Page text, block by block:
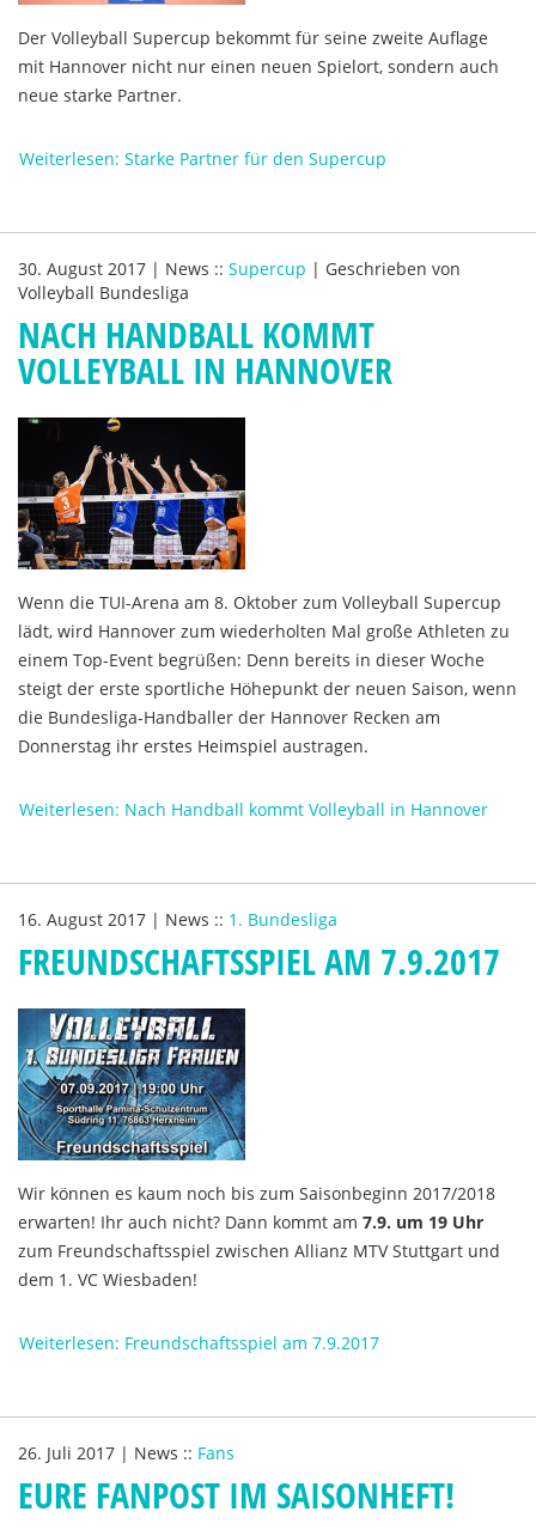
Der Volleyball Supercup bekommt für seine zweite Auflage
mit Hannover nicht nur einen neuen Spielort, sondern auch
neue starke Partner.
Weiterlesen: Starke Partner für den Supercup
30. August 2017 | News :: Supercup | Geschrieben von
Volleyball Bundesliga
NACH HANDBALL KOMMT
VOLLEYBALL IN HANNOVER
Wenn die TUI-Arena am 8. Oktober zum Volleyball Supercup
lädt, wird Hannover zum wiederholten Mal große Athleten zu
einem Top-Event begrüßen: Denn bereits in dieser Woche
steigt der erste sportliche Höhepunkt der neuen Saison, wenn
die Bundesliga-Handballer der Hannover Recken am
Donnerstag ihr erstes Heimspiel austragen.
Weiterlesen: Nach Handball kommt Volleyball in Hannover
16. August 2017 | News :: 1. Bundesliga
FREUNDSCHAFTSSPIEL AM 7.9.2017
Wir können es kaum noch bis zum Saisonbeginn 2017/2018
erwarten! Ihr auch nicht? Dann kommt am 7.9. um 19 Uhr
zum Freundschaftsspiel zwischen Allianz MTV Stuttgart und
dem 1. VC Wiesbaden!
Weiterlesen: Freundschaftsspiel am 7.9.2017
26. Juli 2017 | News :: Fans
EURE FANPOST IM SAISONHEFT!